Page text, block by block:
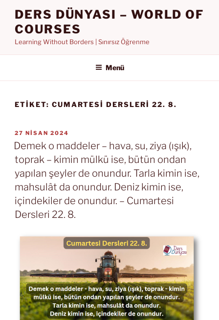
DERS DÜNYASI – WORLD OF
COURSES
Learning Without Borders | Sınırsız Öğrenme
Menü
ETIKET: CUMARTESI DERSLERI 22. 8.
YAYIM
TARIHI
27 NISAN 2024
Demek o maddeler – hava, su, ziya (ışık),
toprak – kimin mülkü ise, bütün ondan
yapılan şeyler de onundur. Tarla kimin ise,
mahsulât da onundur. Deniz kimin ise,
içindekiler de onundur. – Cumartesi
Dersleri 22. 8.